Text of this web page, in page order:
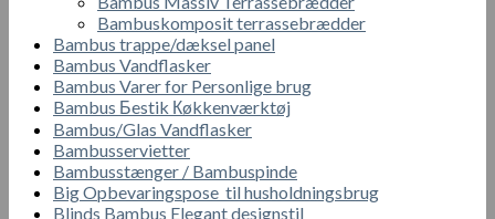
Bambuskomposit terrassebrædder
Bambus trappe/dæksel panel
Bambus Vandflasker
Bambus Varer for Personlige brug
Bambus Бestik Кøkkenværktøj
Bambus/Glas Vandflasker
Bambusservietter
Bambusstænger / Bambuspinde
Big Opbevaringspose til husholdningsbrug
Blinds Bambus Elegant designstil